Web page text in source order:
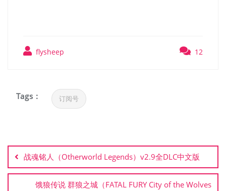
flysheep 12
Tags : 订阅号
章
导
航
战魂铭人（Otherworld Legends）v2.9全DLC中文版
饿狼传说 群狼之城（FATAL FURY City of the Wolves